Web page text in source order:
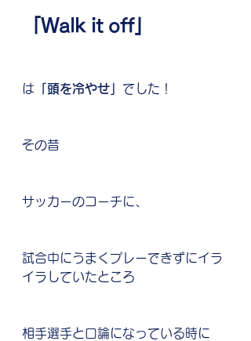
「Walk it off」
は 「頭を冷やせ」 でした！
その昔
サッカーのコーチに、
試合中にうまくプレーできずにイラ
イラしていたところ
相手選手と口論になっている時に